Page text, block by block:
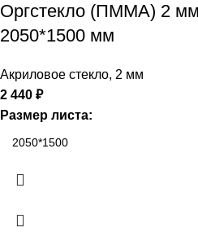
Оргстекло (ПММА) 2
2050*1500 мм
Акриловое стекло, 2 мм
2 440 ₽
Размер листа: